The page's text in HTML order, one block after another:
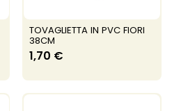
TOVAGLIETTA IN PVC FIORI
38CM
1,70 €